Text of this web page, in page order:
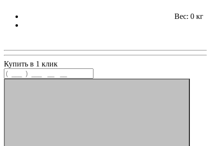
Вес: 0 кг
Купить в 1 клик